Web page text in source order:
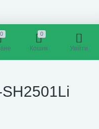
0 0
Кошик Увійти
SH2501Li